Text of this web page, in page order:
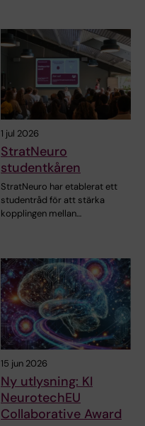
1 jul 2026
StratNeuro
studentkåren
StratNeuro har etablerat ett
studentråd för att stärka
kopplingen mellan…
15 jun 2026
Ny utlysning: KI
NeurotechEU
Collaborative Award